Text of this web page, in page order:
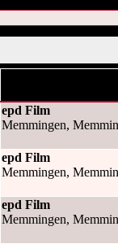
epd Film
Memmingen,
epd Film
Memmingen,
epd Film
Memmingen,